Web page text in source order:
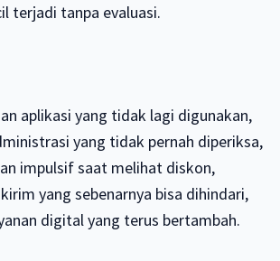
terjadi tanpa evaluasi.
aplikasi yang tidak lagi digunakan,
yang tidak pernah diperiksa,
impulsif saat melihat diskon,
yang sebenarnya bisa dihindari,
digital yang terus bertambah.